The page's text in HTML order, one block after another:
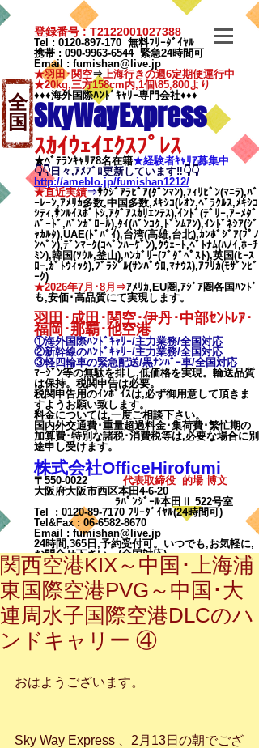
全
国
登録番号 : T2122001027388
Tel : 0120-897-170 無料ﾌﾘｰﾀﾞｲﾔﾙ
携帯 : 090-9963-6544緊急24時間可
Email : fumishan@live.jp
★羽田･関空⇒上海行きの週6定期便運行中
★20kg,三方158cm内,1個\85,800より
♦♦♦海外国際ﾊﾝﾄﾞｷｬﾘｰ専門会社♦♦♦
SkyWayExpress
ｽｶｲｳｪｲｴｸｽﾌﾟﾚｽ
★ﾍﾞﾃﾗﾝｷｬﾘｱ8名在籍★​経験者ｷｬﾘｱ募集中
👇👇日々,ｱﾒﾌﾞﾛ更新しています‼👇👇
http://ameblo.jp/fumishan1212/
★直近実績⇒ｻｳｼﾞｱﾗﾋﾞｱ(ﾀﾞﾝﾏﾝ),ﾌｨﾘﾋﾟﾝ(ﾏﾆﾗ),ﾊﾞ
ｰﾚｰﾝ,ｱﾒﾘｶ多数,中国多数,ﾒｷｼｺ(ﾚｵﾝ,ﾍﾞﾗｸﾙｽ,ﾒｷｼｺ
ｼﾃｨ,ｻﾝﾙｲｽﾎﾟﾄｼ,ｱｸﾞｱｽｶﾘｴﾝﾃｽ),ｲﾝﾄﾞ(ﾃﾞﾘｰ,ｱｰﾒﾀﾞ
ﾊﾞｰﾄﾞ,ﾊﾞﾝｶﾞﾛｰﾙ),ﾀｲ(ﾊﾞﾝｺｸ,ﾄﾞﾝﾑｱﾝ),ｲﾝﾄﾞﾈｼｱ(ｼﾞ
ｬｶﾙﾀ),UAE(ﾄﾞﾊﾞｲ),台湾(高雄,台北),ｶﾝﾎﾞｼﾞｱ(ﾌﾟﾉ
ﾝﾍﾟﾝ),ﾃﾞﾝﾏｰｸ(ｺﾍﾟﾝﾊｰｹﾞﾝ),ｸｳｪｰﾄ,ﾍﾞﾄﾅﾑ(ﾊﾉｲ,ﾎｰﾁ
ﾐﾝ),韓国(ｿｳﾙ,釜山),ﾊﾝｶﾞﾘｰ(ﾌﾞﾀﾞﾍﾟｽﾄ),英国(ﾋｰｽ
ﾛｰ,ｶﾞﾄｳｨｯｸ),ﾌﾞﾗｼﾞﾙ(ｻﾝﾊﾟｳﾛ,ﾏﾅｳｽ),ｱﾌﾘｶ(ﾓｻﾞﾝﾋﾞ
ｰｸ)
★2026年7月･8月⇒ｱﾒﾘｶ,EU圏,ｱｼﾞｱ圏各国ﾊﾝﾄﾞ
も,安価･高品質にて実現します。
羽田･成田･関空･伊丹･中部ｾﾝﾄﾚｱ･
福岡･那覇･他空港
①海外国際ﾊﾝﾄﾞｷｬﾘｰ/主力業務/全国対応
②新幹線のﾊﾝﾄﾞｷｬﾘｰ/主力業務/全国対応
③軽四輪車の緊急配送/黒ﾅﾝﾊﾞｰ車/全国対応
ﾏｰｼﾞﾝ等の無駄を排し,低価格を実現。輸送品質
は保持。税関申告は必要。
税関申告用のｲﾝﾎﾞｲｽは,必ず御用意して頂きま
すようお願い致します。
料金については,一度ご相談下さい。
国内外交通費･重量超過料金･集荷費･繁忙期の
加算費･特別な諸税･消費税等は,必要な場合に別
途申し受けます。
株式会社OfficeHirofumi
〒550-0022 代表取締役 的場 博文
大阪府大阪市西区本田4-6-20
ﾗﾊﾟﾝｼﾞｰﾙ本田Ⅱ 522号室
Tel : 0120-89-7170 ﾌﾘｰﾀﾞｲﾔﾙ(24時間可)
Tel&Fax : 06-6582-8670
Email
: fumishan@live.jp
24時間,365日,予約受付可。いつでも,お気軽に,
お問合せ下さい。(全国対応)
関西空港KIX～中国･上海浦
東国際空港PVG～中国･大
連周水子国際空港DLCのハ
ンドキャリー ④
おはようございます。
Sky Way Express 、2月13日の朝でござ